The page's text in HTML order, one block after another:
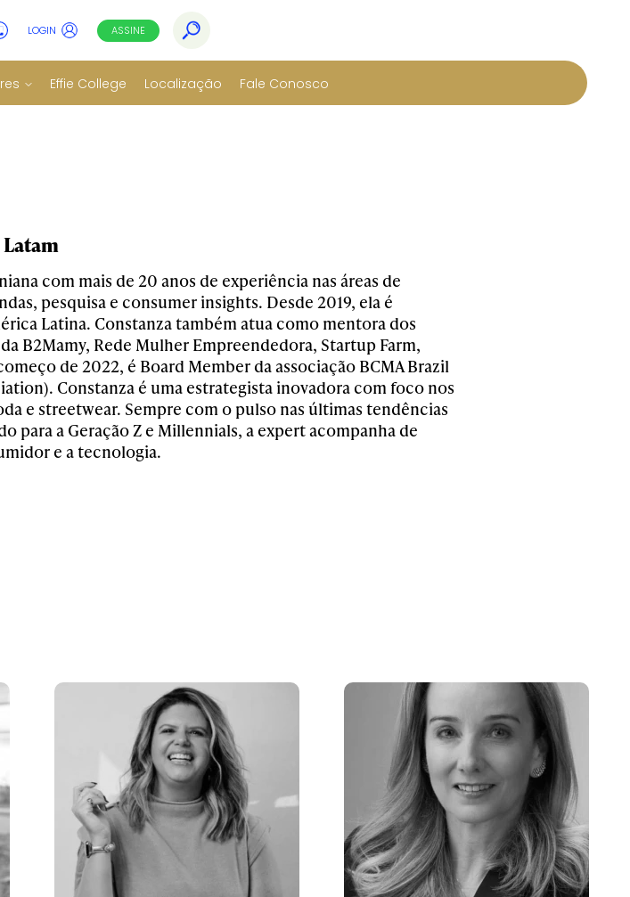
LOGIN ASSINE
Effie College Localização Fale Conosco
com mais de 20 anos de experiência nas áreas de
pesquisa e consumer insights. Desde 2019, ela é
Latina. Constanza também atua como mentora dos
B2Mamy, Rede Mulher Empreendedora, Startup Farm,
de 2022, é Board Member da associação BCMA Brazil
Constanza é uma estrategista inovadora com foco nos
e streetwear. Sempre com o pulso nas últimas tendências
para a Geração Z e Millennials, a expert acompanha de
e a tecnologia.